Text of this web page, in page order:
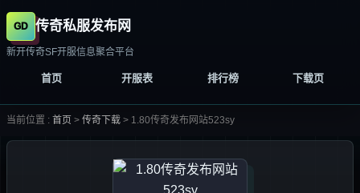
传奇私服发布网
新开传奇SF开服信息聚合平台
首页 开服表 排行榜 下载页
当前位置 : 首页 > 传奇下载 > 1.80传奇发布网站523sy